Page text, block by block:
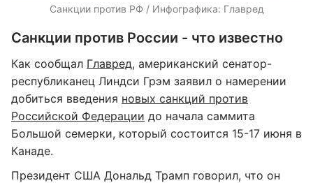
Санкции против РФ / Инфографика: Главред
Санкции против России - что известно
Как сообщал Главред, американский сенатор-
республиканец Линдси Грэм заявил о намерении
добиться введения новых санкций против
Российской Федерации до начала саммита
Большой семерки, который состоится 15-17 июня в
Канаде.
Президент США Дональд Трамп говорил, что он